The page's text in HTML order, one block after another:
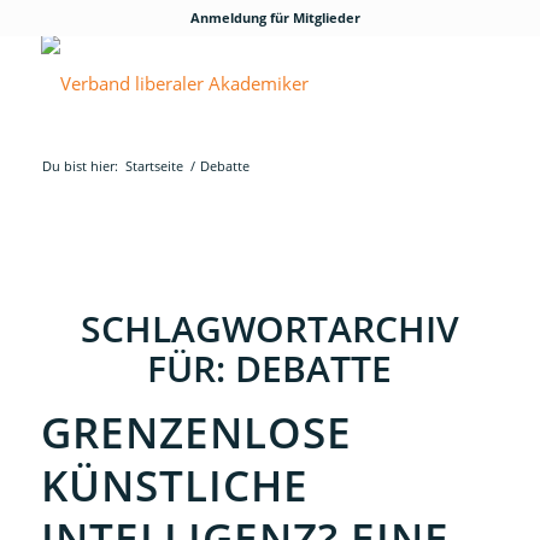
Anmeldung für Mitglieder
Du bist hier: Startseite / Debatte
SCHLAGWORTARCHIV
FÜR: DEBATTE
GRENZENLOSE
KÜNSTLICHE